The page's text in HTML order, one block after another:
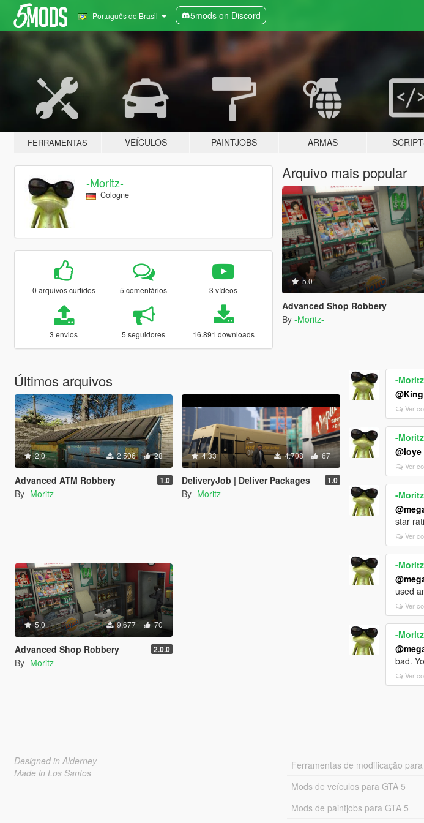
Português do Brasil 5mods on Discord
FERRAMENTAS VEÍCULOS PAINTJOBS ARMAS
-Moritz-
Cologne
0 arquivos curtidos 5 comentários 3 vídeos
3 envios 5 seguidores 16.891 downloads
Arquivo mais popular
5.0
Advanced Shop Robbery
By -Moritz-
Últimos arquivos
2.0 2.506 28
Advanced ATM Robbery 1.0
By -Moritz-
4.33 4.708 67
DeliveryJob | Deliver Packages 1.0
By -Moritz-
5.0 9.677 70
Advanced Shop Robbery 2.0.0
By -Moritz-
-
Ver
-
@loye
Ver
-
star
Ver
-
used
Ver
-
bad.
Ver
Designed in Alderney
Made in Los Santos
Ferramentas de modificação para
Mods de veículos para GTA 5
Mods de paintjobs para GTA 5